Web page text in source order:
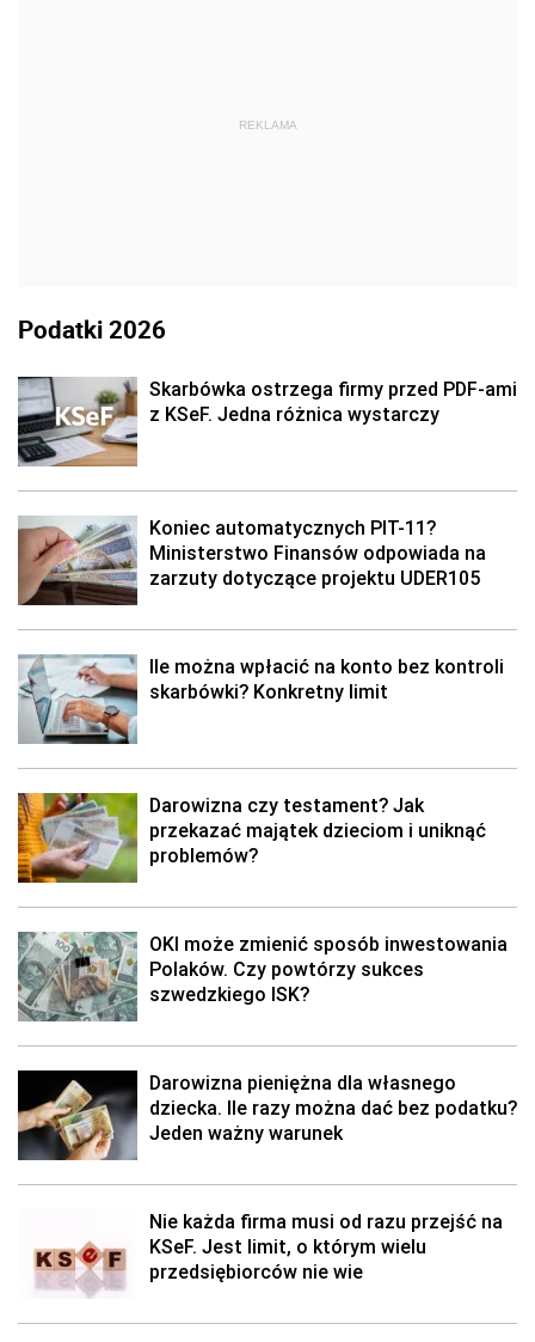
REKLAMA
Podatki 2026
Skarbówka ostrzega firmy przed PDF-ami
z KSeF. Jedna różnica wystarczy
Koniec automatycznych PIT-11?
Ministerstwo Finansów odpowiada na
zarzuty dotyczące projektu UDER105
Ile można wpłacić na konto bez kontroli
skarbówki? Konkretny limit
Darowizna czy testament? Jak
przekazać majątek dzieciom i uniknąć
problemów?
OKI może zmienić sposób inwestowania
Polaków. Czy powtórzy sukces
szwedzkiego ISK?
Darowizna pieniężna dla własnego
dziecka. Ile razy można dać bez podatku?
Jeden ważny warunek
Nie każda firma musi od razu przejść na
KSeF. Jest limit, o którym wielu
przedsiębiorców nie wie